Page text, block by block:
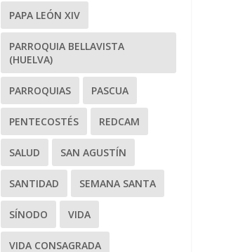
PAPA LEÓN XIV
PARROQUIA BELLAVISTA
(HUELVA)
PARROQUIAS PASCUA
PENTECOSTÉS REDCAM
SALUD SAN AGUSTÍN
SANTIDAD SEMANA SANTA
SÍNODO VIDA
VIDA CONSAGRADA